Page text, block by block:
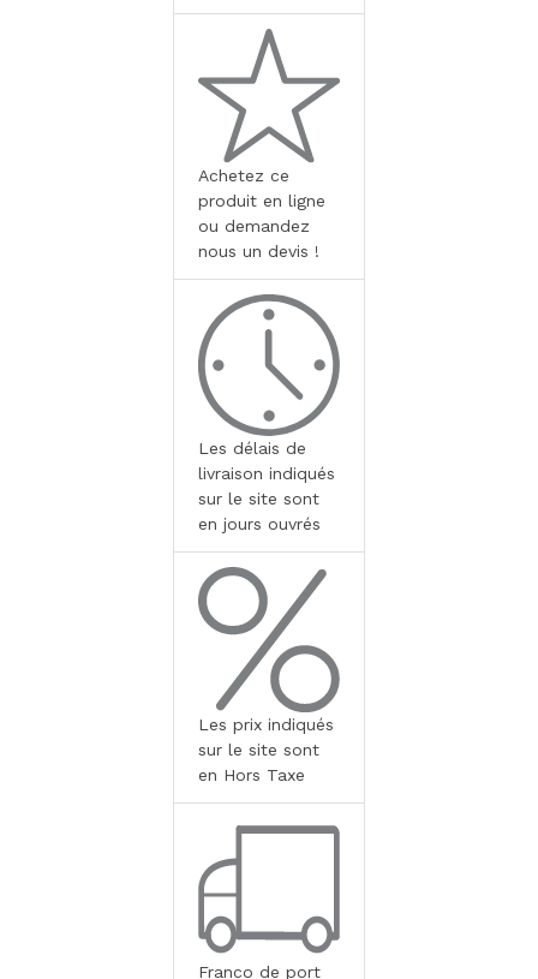
Achetez ce
produit en ligne
ou demandez
nous un devis !
Les délais de
livraison indiqués
sur le site sont
en jours ouvrés
Les prix indiqués
sur le site sont
en Hors Taxe
Franco de port